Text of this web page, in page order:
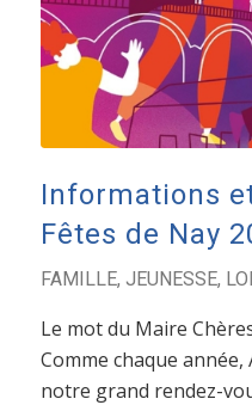
Informations
Fêtes de Nay
FAMILLE, JEUNESSE,
Le mot du Maire
Comme chaque
notre grand rendez-